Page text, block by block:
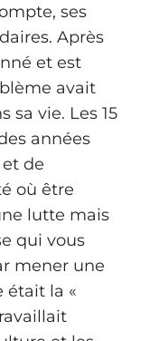
ses
Après
et est
avait
sa vie. Les 15
années
de
où être
lutte mais
qui vous
mener une
était la «